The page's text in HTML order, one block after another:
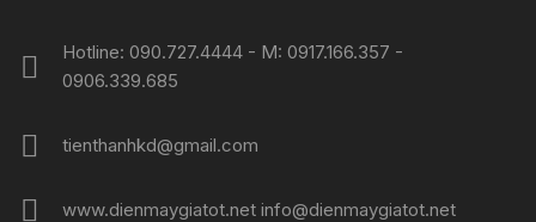
Hotline: 090.727.4444 - M: 0917.166.357 -
0906.339.685
tienthanhkd@gmail.com
www.dienmaygiatot.net info@dienmaygiatot.net